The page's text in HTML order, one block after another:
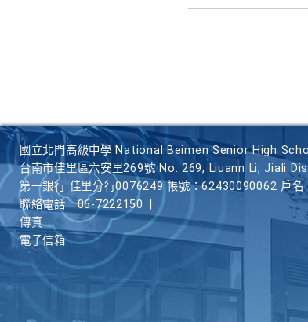
國立北門高級中學 National Beimen Senior High
台南市佳里區六安里269號 No. 269, Liuann Li, Jiali
第一銀行 佳里分行0076249 帳號：62430090062 戶
聯絡電話
06-7222150
傳真
電子信箱